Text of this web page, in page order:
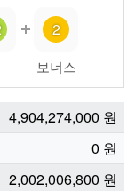
보너스
2
4,904,274,000 원
0 원
2,002,006,800 원